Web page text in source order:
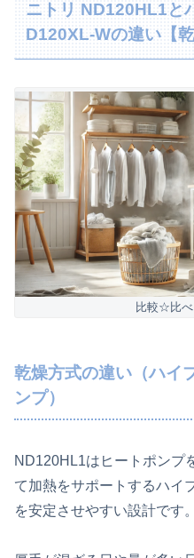
ニトリ ND120HL1と
D120XL-Wの違い【乾
比較☆比べ
乾燥方式の違い（ハイ
ンプ）
ND120HL1はヒートポンプ
て加熱をサポートするハイ
を安定させやすい設計です。